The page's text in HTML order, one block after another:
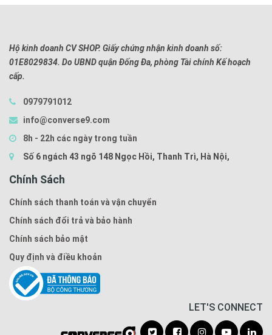
Hộ kinh doanh CV SHOP. Giấy chứng nhận kinh doanh số:
01E8029834. Do UBND quận Đống Đa, phòng Tài chính Kế hoạch
cấp.
0979791012
info@converse9.com
8h - 22h các ngày trong tuần
Số 6 ngách 43 ngõ 148 Ngọc Hồi, Thanh Trì, Hà Nội,
Chính Sách
Chính sách thanh toán và vận chuyển
Chính sách đổi trả và bảo hành
Chính sách bảo mật
Quy định và điều khoản
LET'S CONNECT